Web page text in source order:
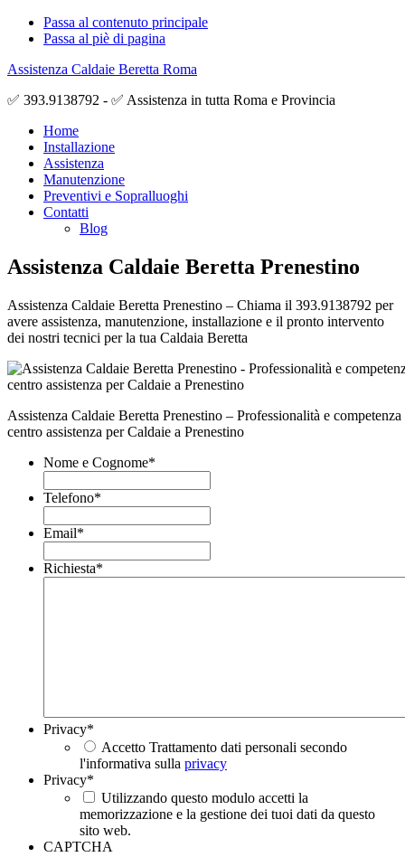
Passa al contenuto principale
Passa al piè di pagina
Assistenza Caldaie Beretta Roma
✅ 393.9138792 - ✅ Assistenza in tutta Roma e Provincia
Home
Installazione
Assistenza
Manutenzione
Preventivi e Sopralluoghi
Contatti
Blog
Assistenza Caldaie Beretta Prenestino
Assistenza Caldaie Beretta Prenestino – Chiama il 393.9138792 per
avere assistenza, manutenzione, installazione e il pronto intervento
dei nostri tecnici per la tua Caldaia Beretta
Assistenza Caldaie Beretta Prenestino – Professionalità e
centro assistenza per Caldaie a Prenestino
Nome e Cognome*
Telefono*
Email*
Richiesta*
Privacy*
Accetto Trattamento dati personali secondo
l'informativa sulla privacy
Privacy*
Utilizzando questo modulo accetti la
memorizzazione e la gestione dei tuoi dati da questo
sito web.
CAPTCHA